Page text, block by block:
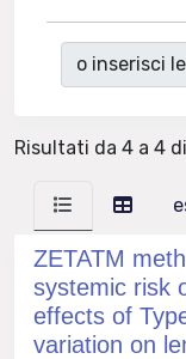
o inserisci
Risultati da 4 a 4
ZETATM
systemic risk
effects of
variation on